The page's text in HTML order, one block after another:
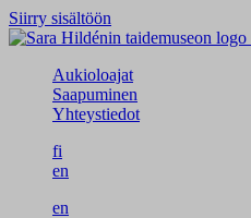
Siirry sisältöön
Aukioloajat
Saapuminen
Yhteystiedot
fi
en
en